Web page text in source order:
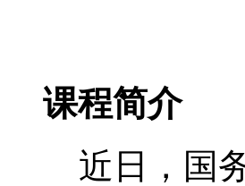
课程简介
近日，国